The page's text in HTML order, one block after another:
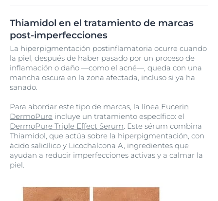
Thiamidol en el tratamiento de marcas
post-imperfecciones
La hiperpigmentación postinflamatoria ocurre cuando
la piel, después de haber pasado por un proceso de
inflamación o daño —como el acné—, queda con una
mancha oscura en la zona afectada, incluso si ya ha
sanado.
Para abordar este tipo de marcas, la línea Eucerin
DermoPure incluye un tratamiento específico: el
DermoPure Triple Effect Serum. Este sérum combina
Thiamidol, que actúa sobre la hiperpigmentación, con
ácido salicílico y Licochalcona A, ingredientes que
ayudan a reducir imperfecciones activas y a calmar la
piel.